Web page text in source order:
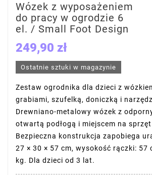
Wózek z wyposażeniem
do pracy w ogrodzie 6
el. / Small Foot Design
249,90 zł
Ostatnie sztuki w magazynie
Zestaw ogrodnika dla dzieci z
grabiami, szufelką, doniczką i
Drewniano-metalowy wózek z
otwartą podłogą i miejscem na
Bezpieczna konstrukcja zapobiega
27 × 30 × 57 cm, wysokość rączki: 57
kg. Dla dzieci od 3 lat.